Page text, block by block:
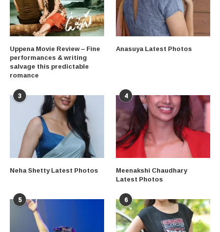
Uppena Movie Review – Fine
performances & writing
salvage this predictable
romance
Anasuya Latest Photos
3
Neha Shetty Latest Photos
4
Meenakshi Chaudhary
Latest Photos
5 6